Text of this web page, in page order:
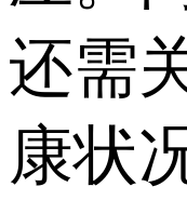
还需
康状